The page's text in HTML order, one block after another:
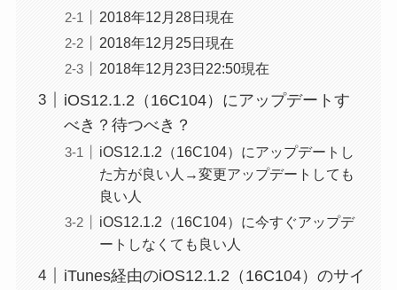
2018年12月28日現在
2018年12月25日現在
2018年12月23日22:50現在
iOS12.1.2（16C104）にアップデートす
べき？待つべき？
iOS12.1.2（16C104）にアップデートし
た方が良い人→変更アップデートしても
良い人
iOS12.1.2（16C104）に今すぐアップデ
ートしなくても良い人
iTunes経由のiOS12.1.2（16C104）のサイ